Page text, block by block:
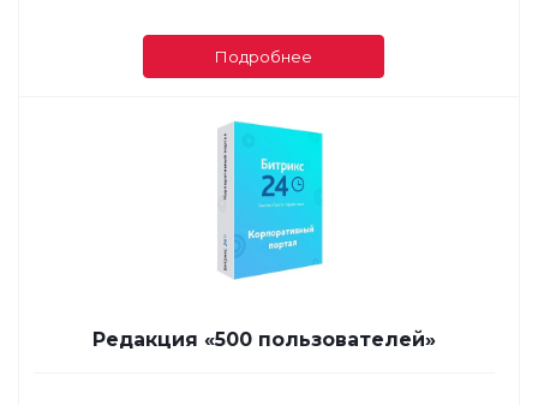
Подробнее
Редакция «500 пользователей»